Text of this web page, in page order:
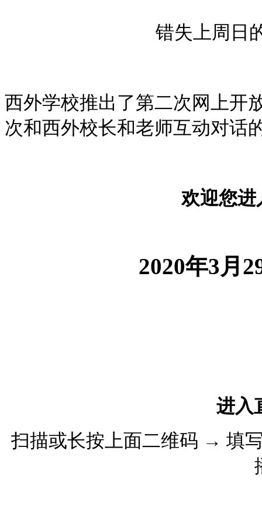
错失上周日
西外学校推出了第二次网上开
次和西外校长和老师互动对话
欢迎您进
2020年3月
进入
扫描或长按上面二维码 → 填